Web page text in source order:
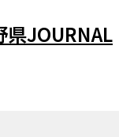
県JOURNAL